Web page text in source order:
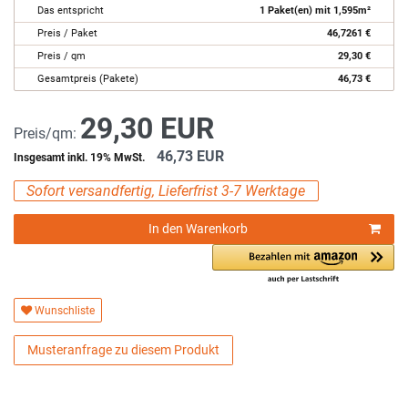
Das entspricht 1 Paket(en) mit 1,595m²
Preis / Paket
46,7261 €
Preis / qm
29,30 €
Gesamtpreis (Pakete)
46,73 €
Preis/qm: 29,30 EUR
Insgesamt inkl. 19% MwSt. 46,73 EUR
Sofort versandfertig, Lieferfrist 3-7 Werktage
In den Warenkorb
Wunschliste
Musteranfrage zu diesem Produkt